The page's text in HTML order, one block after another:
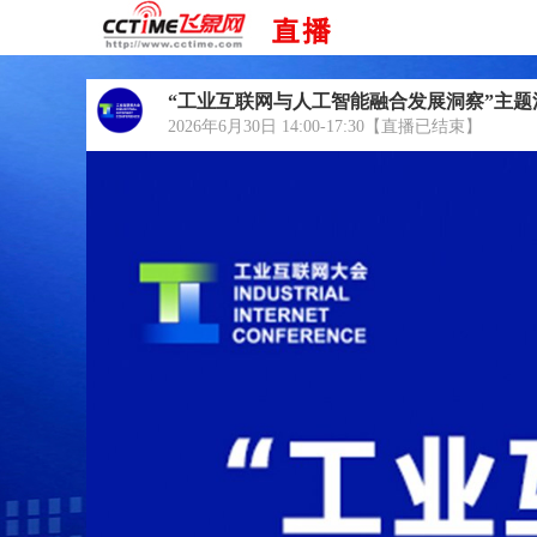
“工业互联网与人工智能融合发展洞察”主题
2026年6月30日 14:00-17:30【直播已结束】